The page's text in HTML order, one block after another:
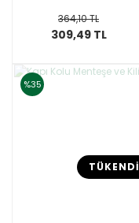
364,10 TL
309,49 TL
%35
TÜKENDİ